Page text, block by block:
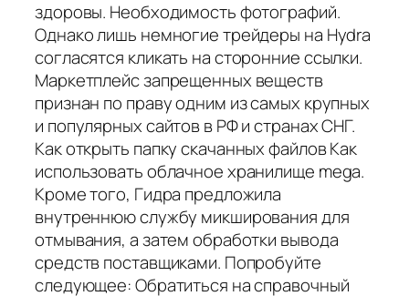
здоровы. Необходимость фотографий.
Однако лишь немногие трейдеры на Hydra
согласятся кликать на сторонние ссылки.
Маркетплейс запрещенных веществ
признан по праву одним из самых крупных
и популярных сайтов в РФ и странах СНГ.
Как открыть папку скачанных файлов Как
использовать облачное хранилище mega.
Кроме того, Гидра предложила
внутреннюю службу микширования для
отмывания, а затем обработки вывода
средств поставщиками. Попробуйте
следующее: Обратиться на справочный